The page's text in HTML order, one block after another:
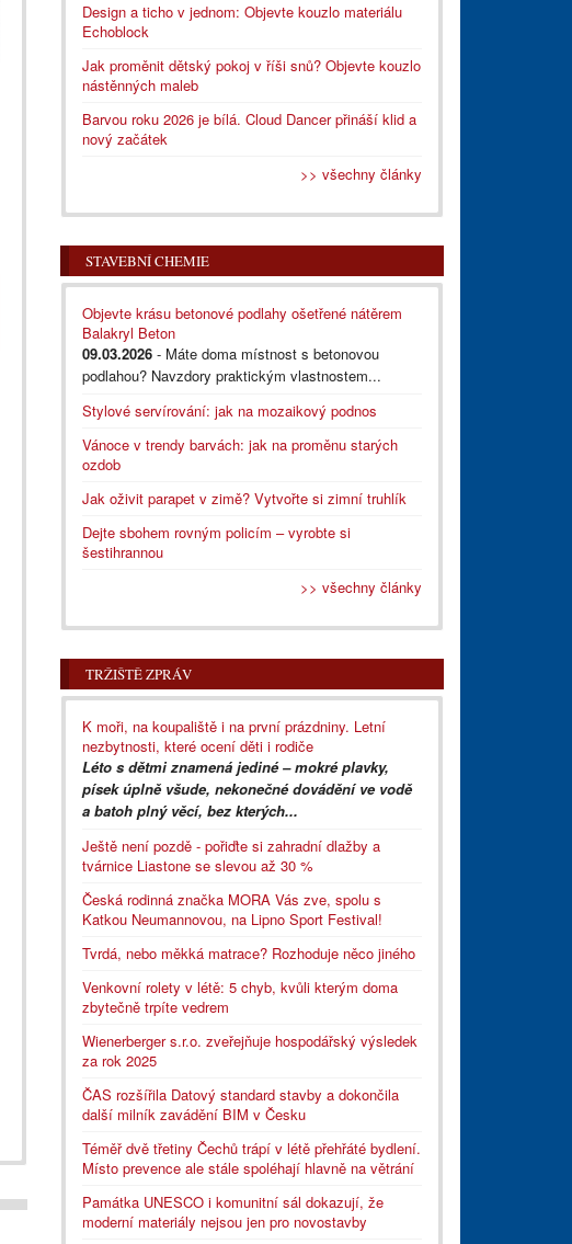
Design a ticho v jednom: Objevte kouzlo materiálu
Echoblock
Jak proměnit dětský pokoj v říši snů? Objevte kouzlo
nástěnných maleb
Barvou roku 2026 je bílá. Cloud Dancer přináší klid a
nový začátek
>> všechny články
STAVEBNÍ CHEMIE
Objevte krásu betonové podlahy ošetřené nátěrem
Balakryl Beton
09.03.2026 - Máte doma místnost s betonovou
podlahou? Navzdory praktickým vlastnostem...
Stylové servírování: jak na mozaikový podnos
Vánoce v trendy barvách: jak na proměnu starých
ozdob
Jak oživit parapet v zimě? Vytvořte si zimní truhlík
Dejte sbohem rovným policím – vyrobte si
šestihrannou
>> všechny články
TRŽIŠTĚ ZPRÁV
K moři, na koupaliště i na první prázdniny. Letní
nezbytnosti, které ocení děti i rodiče
Léto s dětmi znamená jediné – mokré plavky,
písek úplně všude, nekonečné dovádění ve vodě
a batoh plný věcí, bez kterých...
Ještě není pozdě - pořiďte si zahradní dlažby a
tvárnice Liastone se slevou až 30 %
Česká rodinná značka MORA Vás zve, spolu s
Katkou Neumannovou, na Lipno Sport Festival!
Tvrdá, nebo měkká matrace? Rozhoduje něco jiného
Venkovní rolety v létě: 5 chyb, kvůli kterým doma
zbytečně trpíte vedrem
Wienerberger s.r.o. zveřejňuje hospodářský výsledek
za rok 2025
ČAS rozšířila Datový standard stavby a dokončila
další milník zavádění BIM v Česku
Téměř dvě třetiny Čechů trápí v létě přehřáté bydlení.
Místo prevence ale stále spoléhají hlavně na větrání
Památka UNESCO i komunitní sál dokazují, že
moderní materiály nejsou jen pro novostavby